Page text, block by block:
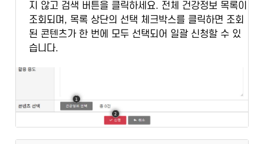
지 않고 검색 버튼을 클릭하세요. 전체 건강정보 목록이
조회되며, 목록 상단의 선택 체크박스를 클릭하면 조회
된 콘텐츠가 한 번에 모두 선택되어 일괄 신청할 수 있
습니다.